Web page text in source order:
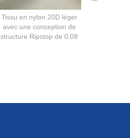
Tissu en nylon 20D léger
avec une conception de
structure Ripstop de 0,08